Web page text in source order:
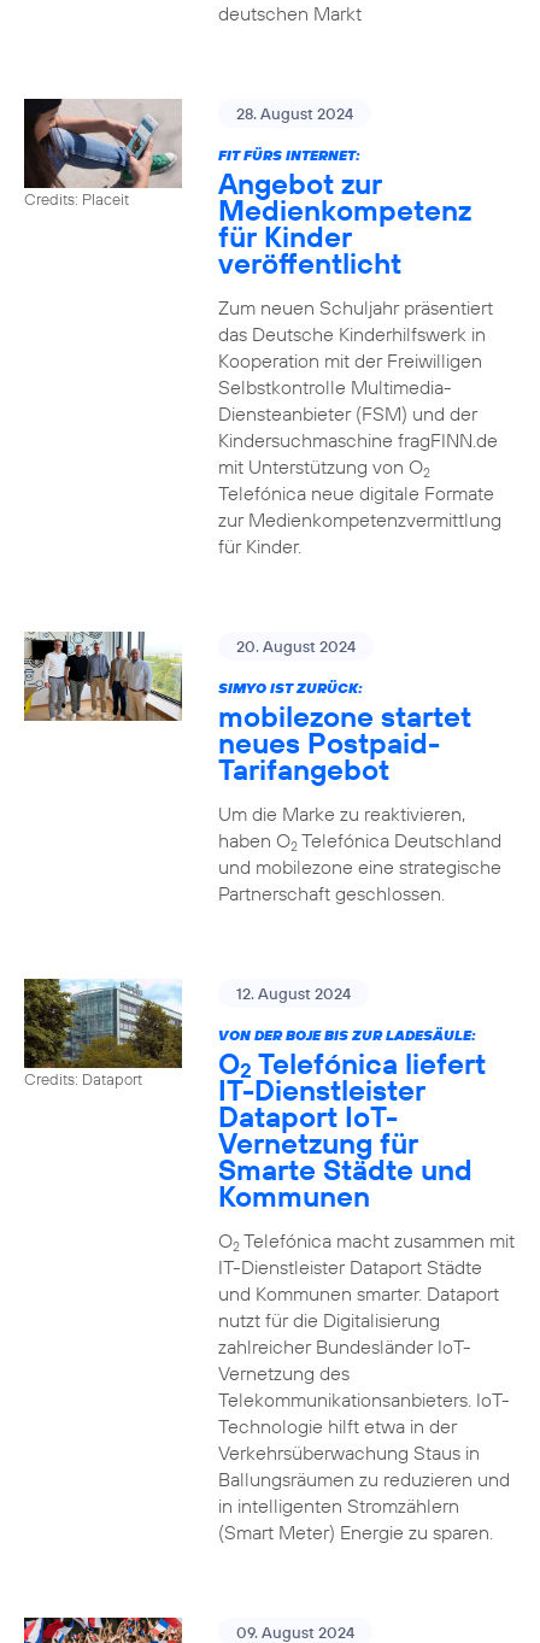
deutschen Markt
Credits: Placeit
28. August 2024
FIT FÜRS INTERNET:
Angebot zur
Medienkompetenz
für Kinder
veröffentlicht
Zum neuen Schuljahr präsentiert
das Deutsche Kinderhilfswerk in
Kooperation mit der Freiwilligen
Selbstkontrolle Multimedia-
Diensteanbieter (FSM) und der
Kindersuchmaschine fragFINN.de
mit Unterstützung von O2
Telefónica neue digitale Formate
zur Medienkompetenzvermittlung
für Kinder.
20. August 2024
SIMYO IST ZURÜCK:
mobilezone startet
neues Postpaid-
Tarifangebot
Um die Marke zu reaktivieren,
haben O2Telefónica Deutschland
und mobilezone eine strategische
Partnerschaft geschlossen.
Credits: Dataport
12. August 2024
VON DER BOJE BIS ZUR LADESÄULE:
O2 Telefónica liefert
IT-Dienstleister
Dataport IoT-
Vernetzung für
Smarte Städte und
Kommunen
O2Telefónica macht zusammen mit
IT-Dienstleister Dataport Städte
und Kommunen smarter. Dataport
nutzt für die Digitalisierung
zahlreicher Bundesländer IoT-
Vernetzung des
Telekommunikationsanbieters. IoT-
Technologie hilft etwa in der
Verkehrsüberwachung Staus in
Ballungsräumen zu reduzieren und
in intelligenten Stromzählern
(Smart Meter) Energie zu sparen.
09. August 2024